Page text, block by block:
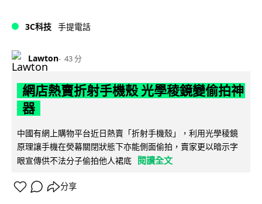
3C科技 手提電話
Lawton 43 分
網店熱賣折射手機殼 光學稜鏡變偷拍神
器
中國有網上購物平台近日熱賣「折射手機殼」，利用光學稜鏡
原理讓手機在熒幕關閉狀態下亦能側面偷拍，賣家更以暗示字
眼宣傳供不法分子偷拍他人裙底 閱讀全文
分享